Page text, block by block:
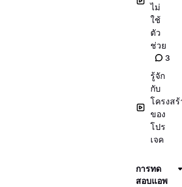
ไม่
ใช้
ตัว
ช่วย
3
รู้จัก
กับ
โครงสร้
ของ
โปร
เจค
การทด
สอบแอพ